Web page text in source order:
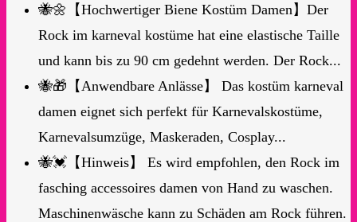
🐝🌼【Hochwertiger Biene Kostüm Damen】Der
Rock im karneval kostüme hat eine elastische Taille
und kann bis zu 90 cm gedehnt werden. Der Rock...
🐝🎁【Anwendbare Anlässe】 Das kostüm karneval
damen eignet sich perfekt für Karnevalskostüme,
Karnevalsumzüge, Maskeraden, Cosplay...
🐝💓【Hinweis】 Es wird empfohlen, den Rock im
fasching accessoires damen von Hand zu waschen.
Maschinenwäsche kann zu Schäden am Rock führen.